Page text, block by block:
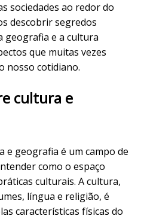
sociedades ao redor do
descobrir segredos
geografia e a cultura
que muitas vezes
nosso cotidiano.
cultura e
e geografia é um campo de
como o espaço
culturais. A cultura,
língua e religião, é
características físicas do